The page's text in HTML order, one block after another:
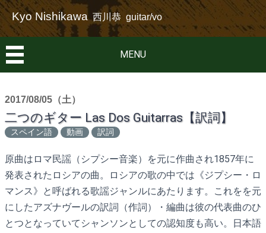
Kyo Nishikawa西川恭 guitar/vo
MENU
2017/08/05（土）
二つのギター Las Dos Guitarras【訳詞】
スペイン語 動画 訳詞
原曲はロマ民謡（シプシー音楽）を元に作曲され1857年に
発表されたロシアの曲。ロシアの歌の中では《ジプシー・ロ
マンス》と呼ばれる歌謡ジャンルにあたります。これをを元
にしたアズナヴールの訳詞（作詞）・編曲は彼の代表曲のひ
とつとなっていてシャンソンとしての認知度も高い。日本語